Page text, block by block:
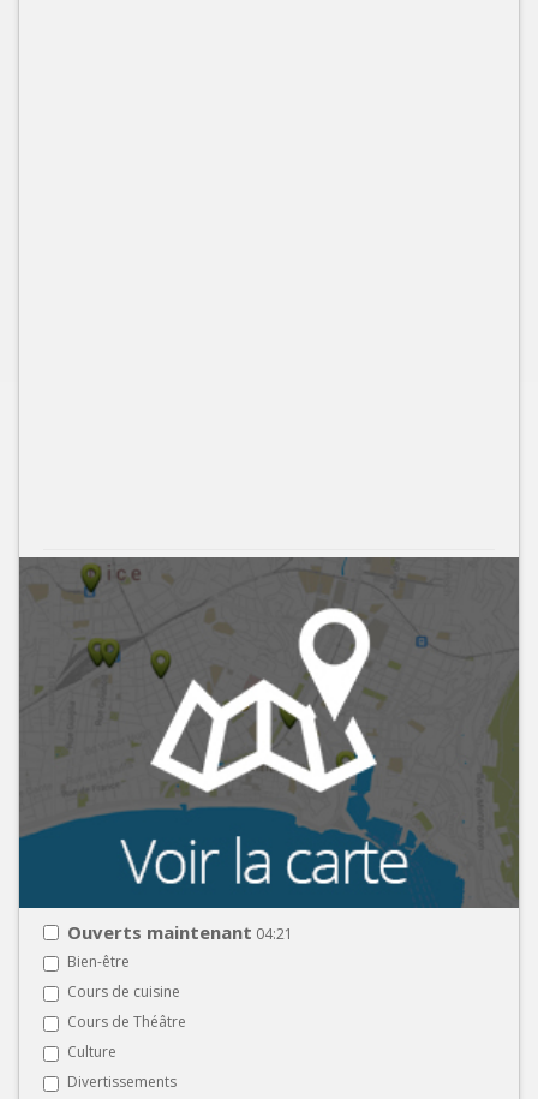
Ouverts maintenant 04:21
Bien-être
Cours de cuisine
Cours de Théâtre
Culture
Divertissements